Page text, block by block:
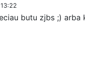
butu zjbs ;) arba